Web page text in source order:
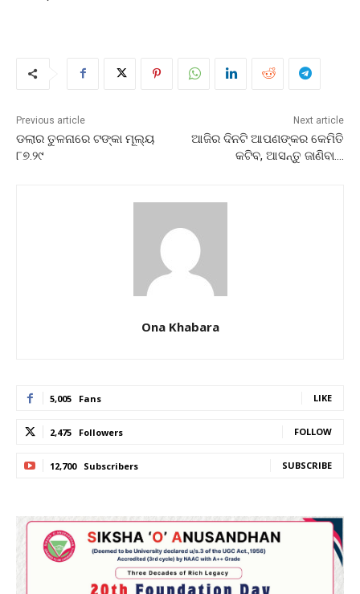
Previous article
ଡଲାର ତୁଳନାରେ ଟଙ୍କା ମୂଲ୍ୟ
୮୭.୨୯
Next article
ଆଜିର ଦିନଟି ଆପଣଙ୍କର କେମିତି
କଟିବ, ଆସନ୍ତୁ ଜାଣିବା….
Ona Khabara
5,005 Fans LIKE
2,475 Followers FOLLOW
12,700 Subscribers SUBSCRIBE